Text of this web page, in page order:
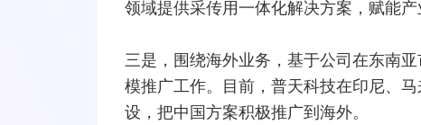
领域提供采传用一体化解决方案，赋能产
三是，围绕海外业务，基于公司在东南
模推广工作。目前，普天科技在印尼、
设，把中国方案积极推广到海外。